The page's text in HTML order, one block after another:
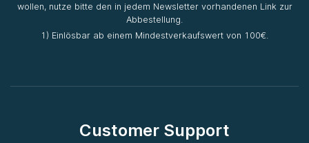
wollen, nutze bitte den in jedem Newsletter vorhandenen Link zur
Abbestellung.
1) Einlösbar ab einem Mindestverkaufswert von 100€.
Customer Support